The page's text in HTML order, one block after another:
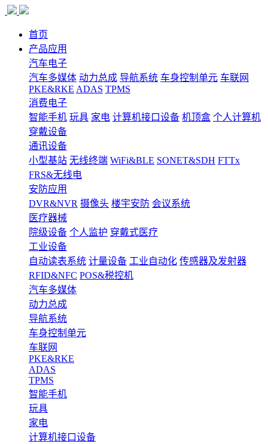
首页
产品应用
汽车电子
汽车多媒体 动力总成 导航系统 车身控制单元 车联网
PKE&RKE ADAS TPMS
消费电子
智能手机 玩具 家电 计算机接口设备 机顶盒 个人计算机
穿戴设备
通讯设备
小型基站 无线终端 WiFi&BLE SONET&SDH FTTx
FRS&无线电
安防应用
DVR&NVR 摄像头 楼宇安防 会议系统
医疗器械
院级设备 个人监护 穿戴式医疗
工业设备
自动读表系统 计量设备 工业自动化 传感器及发射器
RFID&NFC POS&税控机
汽车多媒体
动力总成
导航系统
车身控制单元
车联网
PKE&RKE
ADAS
TPMS
智能手机
玩具
家电
计算机接口设备